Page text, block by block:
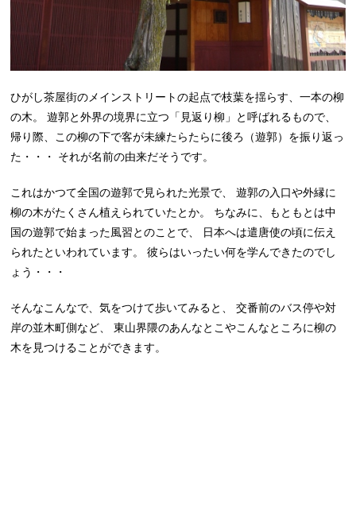
ひがし茶屋街のメインストリートの起点で枝葉を揺らす、一本の柳
の木。 遊郭と外界の境界に立つ「見返り柳」と呼ばれるもので、
帰り際、この柳の下で客が未練たらたらに後ろ（遊郭）を振り返っ
た・・・ それが名前の由来だそうです。
これはかつて全国の遊郭で見られた光景で、 遊郭の入口や外縁に
柳の木がたくさん植えられていたとか。 ちなみに、もともとは中
国の遊郭で始まった風習とのことで、 日本へは遣唐使の頃に伝え
られたといわれています。 彼らはいったい何を学んできたのでし
ょう・・・
そんなこんなで、気をつけて歩いてみると、 交番前のバス停や対
岸の並木町側など、 東山界隈のあんなとこやこんなところに柳の
木を見つけることができます。